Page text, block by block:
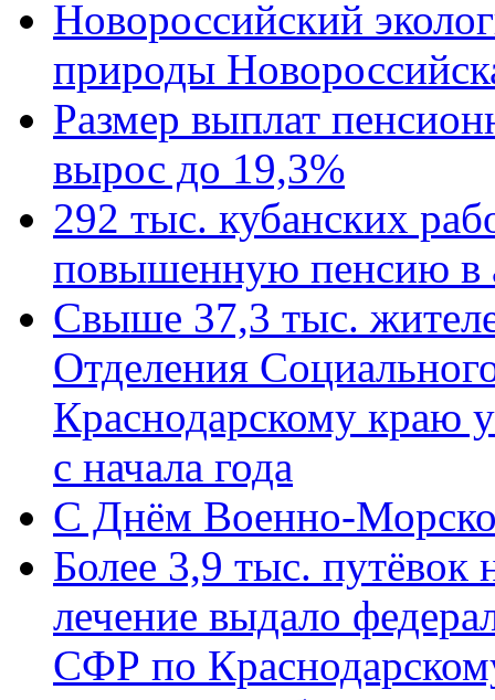
Новороссийский
природы
Размер выплат
вырос до 19,3%
292 тыс. кубанских
повышенную пенсию в
Свыше 37,3 тыс.
Отделения
Краснодарскому краю
с начала года
C Днём Военно-
Более 3,9 тыс. путёвок
лечение выдало
СФР по